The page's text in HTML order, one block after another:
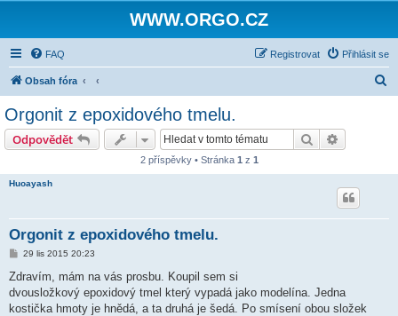
WWW.ORGO.CZ
FAQ Přihlásit se
Registrovat
Obsah fóra
Orgonit z epoxidového tmelu.
Odpovědět Hledat
2 příspěvky • Stránka 1 z 1
Huoayash
Orgonit z epoxidového tmelu.
P
í
p
ě
29 lis 2015 20:23
Zdravím, mám na vás prosbu. Koupil sem si
dvousložkový epoxidový tmel který vypadá jako modelína. Jedna
kostička hmoty je hnědá, a ta druhá je šedá. Po smísení obou složek